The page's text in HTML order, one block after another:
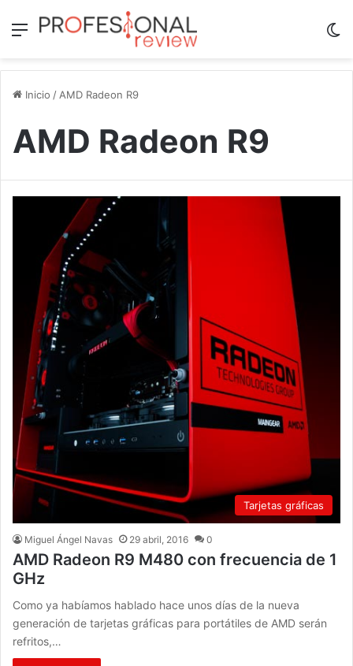
Menú
Inicio /AMD Radeon R9
AMD Radeon R9
Tarjetas gráficas
Miguel Ángel Navas 29 abril, 2016 0
AMD Radeon R9 M480 con frecuencia de 1
GHz
Como ya habíamos hablado hace unos días de la nueva
generación de tarjetas gráficas para portátiles de AMD serán
refritos,…